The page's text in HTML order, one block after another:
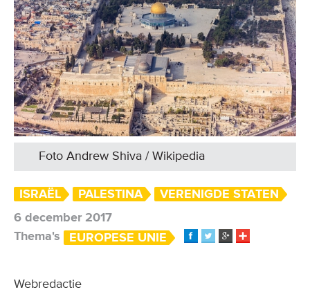
Foto Andrew Shiva / Wikipedia
ISRAËL PALESTINA
VERENIGDE STATEN
6 december 2017
Thema's
EUROPESE UNIE
Webredactie